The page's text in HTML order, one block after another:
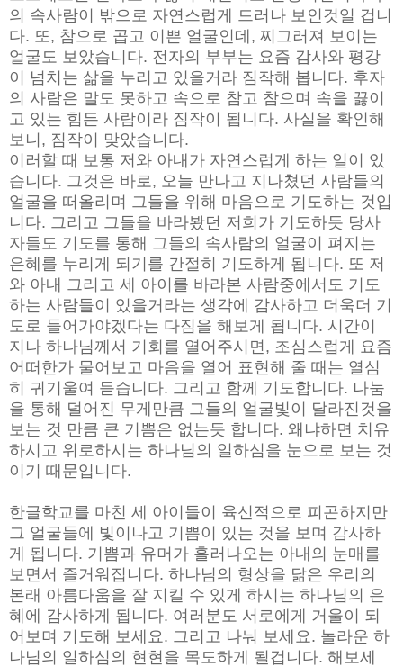
의 속사람이 밖으로 자연스럽게 드러나 보인것일 겁니
다. 또, 참으로 곱고 이쁜 얼굴인데, 찌그러져 보이는
얼굴도 보았습니다. 전자의 부부는 요즘 감사와 평강
이 넘치는 삶을 누리고 있을거라 짐작해 봅니다. 후자
의 사람은 말도 못하고 속으로 참고 참으며 속을 끓이
고 있는 힘든 사람이라 짐작이 됩니다. 사실을 확인해
보니, 짐작이 맞았습니다.
이러할 때 보통 저와 아내가 자연스럽게 하는 일이 있
습니다. 그것은 바로, 오늘 만나고 지나쳤던 사람들의
얼굴을 떠올리며 그들을 위해 마음으로 기도하는 것입
니다. 그리고 그들을 바라봤던 저희가 기도하듯 당사
자들도 기도를 통해 그들의 속사람의 얼굴이 펴지는
은혜를 누리게 되기를 간절히 기도하게 됩니다. 또 저
와 아내 그리고 세 아이를 바라본 사람중에서도 기도
하는 사람들이 있을거라는 생각에 감사하고 더욱더 기
도로 들어가야겠다는 다짐을 해보게 됩니다. 시간이
지나 하나님께서 기회를 열어주시면, 조심스럽게 요즘
어떠한가 물어보고 마음을 열어 표현해 줄 때는 열심
히 귀기울여 듣습니다. 그리고 함께 기도합니다. 나눔
을 통해 덜어진 무게만큼 그들의 얼굴빛이 달라진것을
보는 것 만큼 큰 기쁨은 없는듯 합니다. 왜냐하면 치유
하시고 위로하시는 하나님의 일하심을 눈으로 보는 것
이기 때문입니다.
한글학교를 마친 세 아이들이 육신적으로 피곤하지만
그 얼굴들에 빛이나고 기쁨이 있는 것을 보며 감사하
게 됩니다. 기쁨과 유머가 흘러나오는 아내의 눈매를
보면서 즐거워집니다. 하나님의 형상을 닮은 우리의
본래 아름다움을 잘 지킬 수 있게 하시는 하나님의 은
혜에 감사하게 됩니다. 여러분도 서로에게 거울이 되
어보며 기도해 보세요. 그리고 나눠 보세요. 놀라운 하
나님의 일하심의 현현을 목도하게 될겁니다. 해보세